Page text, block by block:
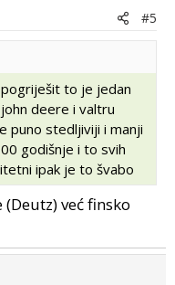
#5
to je jedan
deere i valtru
puno stedljiviji i manji
godišnje i to svih
ipak je to švabo
već finsko